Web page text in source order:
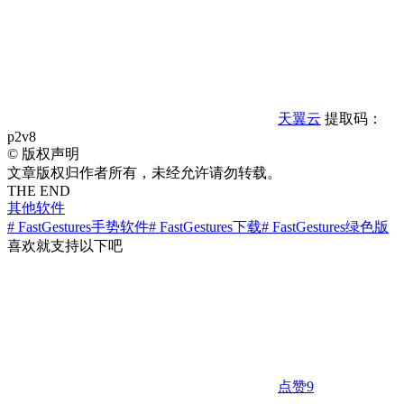
天翼云 提取码：
p2v8
© 版权声明
文章版权归作者所有，未经允许请勿转载。
THE END
其他软件
# FastGestures手势软件# FastGestures下载# FastGestures绿色版
喜欢就支持以下吧
点赞9